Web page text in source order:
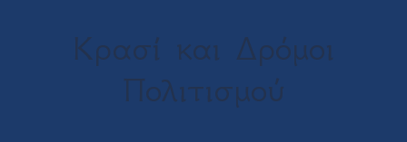
Κρασί και Δρόμοι
Πολιτισμού